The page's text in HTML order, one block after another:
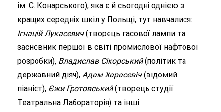
ім. С. Конарського), яка є й сьогодні однією з
кращих середніх шкіл у Польщі, тут навчалися:
Ігнацій Лукасевич(творець гасової лампи та
засновник першої в світі промислової нафтової
розробки), Владислав Сікорський(політик та
державний діяч), Адам Харасевіч(відомий
піаніст), Єжи Гротовський(творець студії
Театральна Лабораторія) та інші.